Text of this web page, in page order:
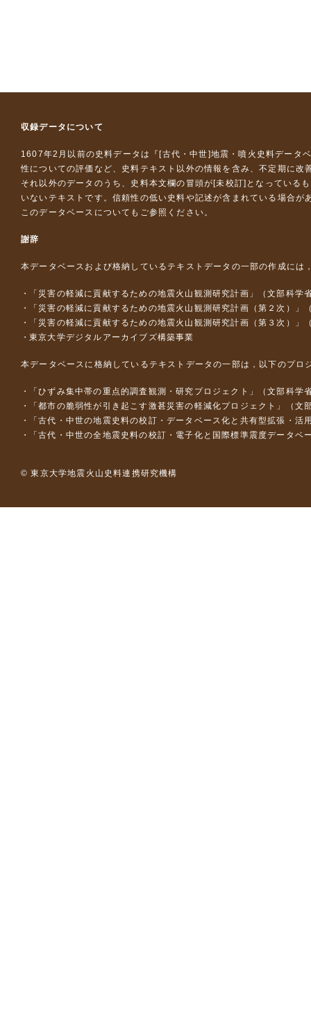
収録データについて
1607年2月以前の史料データは『 [古代・中世]地震・噴火史料データ
性についての評価など、史料テキスト以外の情報を含み、不定期に改
それ以外のデータのうち、史料本文欄の冒頭が[未校訂]となっている
いないテキストです。信頼性の低い史料や記述が含まれている場合が
このデータベースについて もご参照ください。
謝辞
本データベースおよび格納しているテキストデータの一部の作成には
「災害の軽減に貢献するための地震火山観測研究計画」（文部科学
「災害の軽減に貢献するための地震火山観測研究計画（第２次）」
「災害の軽減に貢献するための地震火山観測研究計画（第３次）」
東京大学デジタルアーカイブズ構築事業
本データベースに格納しているテキストデータの一部は，以下のプロ
「ひずみ集中帯の重点的調査観測・研究プロジェクト」（文部科
「都市の脆弱性が引き起こす激甚災害の軽減化プロジェクト」（
「古代・中世の地震史料の校訂・データベース化と共有型拡張・
「古代・中世の全地震史料の校訂・電子化と国際標準震度データ
© 東京大学地震火山史料連携研究機構